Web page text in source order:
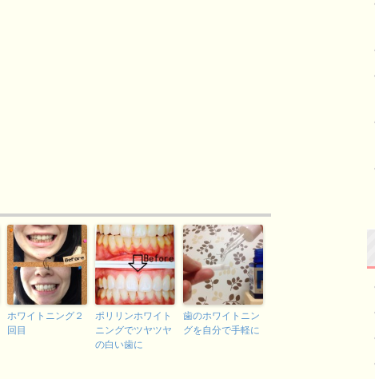
ホワイトニング２
回目
ポリリンホワイト
ニングでツヤツヤ
の白い歯に
歯のホワイトニン
グを自分で手軽に